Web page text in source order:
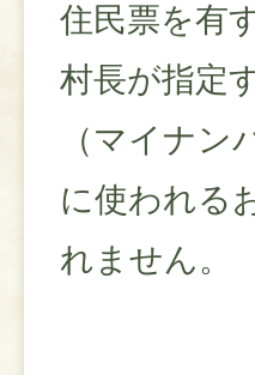
住民票を有
村長が指定
（マイナン
に使われる
れません。